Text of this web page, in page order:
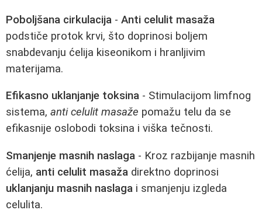
Poboljšana cirkulacija - Anti celulit masaža
podstiče protok krvi, što doprinosi boljem
snabdevanju ćelija kiseonikom i hranljivim
materijama.
Efikasno uklanjanje toksina - Stimulacijom limfnog
sistema, anti celulit masaže pomažu telu da se
efikasnije oslobodi toksina i viška tečnosti.
Smanjenje masnih naslaga - Kroz razbijanje masnih
ćelija, anti celulit masaža direktno doprinosi
uklanjanju masnih naslaga i smanjenju izgleda
celulita.